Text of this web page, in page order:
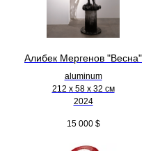
Алибек Мергенов "Весна"
aluminum
212 х 58 х 32 см
2024
15 000 $